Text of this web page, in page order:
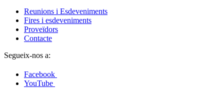
Reunions i Esdeveniments
Fires i esdeveniments
Proveïdors
Contacte
Segueix-nos a:
Facebook
YouTube